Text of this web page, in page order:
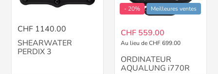
CHF 1140.00
SHEARWATER
PERDIX 3
- 20% Meilleures ventes
CHF 559.00
Au lieu de CHF 699.00
ORDINATEUR
AQUALUNG i770R